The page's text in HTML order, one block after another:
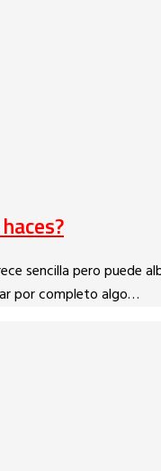
sencilla pero puede
por completo algo…